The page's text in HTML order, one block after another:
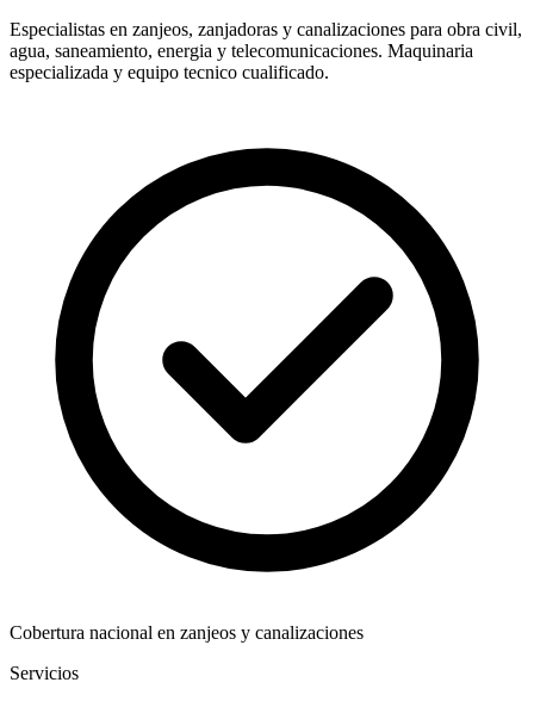
Especialistas en zanjeos, zanjadoras y canalizaciones para obra civil,
agua, saneamiento, energia y telecomunicaciones. Maquinaria
especializada y equipo tecnico cualificado.
Cobertura nacional en zanjeos y canalizaciones
Servicios